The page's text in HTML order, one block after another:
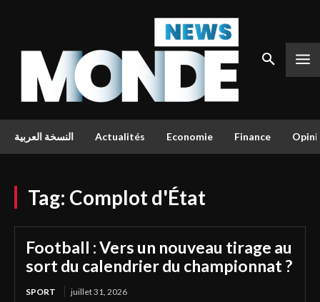
النسخة العربية Actualités Economie Finance
Tag: Complot d'État
Football : Vers un nouveau tirage au
sort du calendrier du championnat ?
SPORT juillet 31, 2026